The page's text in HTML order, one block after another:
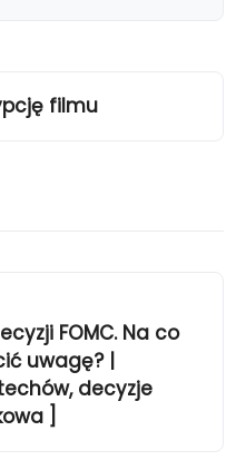
filmu
FOMC. Na co
uwagę? |
decyzje
]